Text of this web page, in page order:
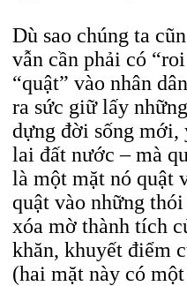
Dù sao chúng ta
vẫn cần phải có
“quật” vào nhân
ra sức giữ lấy
dựng đời sống mới,
lai đất nước – mà
là một mặt nó quật
quật vào những
xóa mờ thành tích
khăn, khuyết điểm
(hai mặt này có